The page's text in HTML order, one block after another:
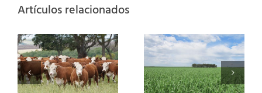
Artículos relacionados
Más nutrientes,
Ganadería
2026: la
tecnología de
procesos como